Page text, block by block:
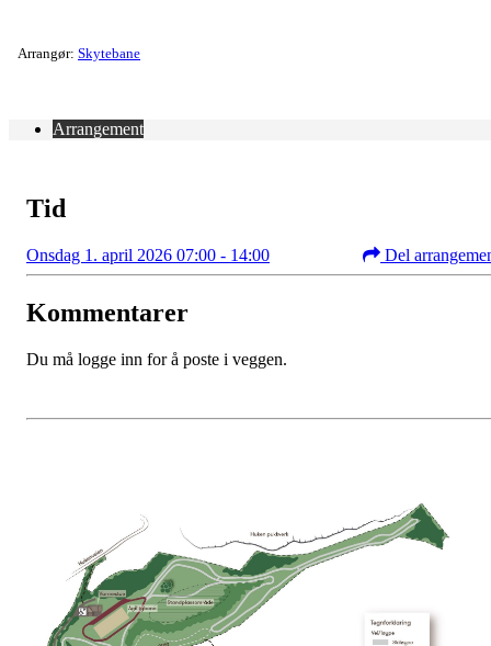
Arrangør: Skytebane
Arrangement
Tid
Onsdag 1. april 2026 07:00 - 14:00 Del
Kommentarer
Du må logge inn for å poste i veggen.